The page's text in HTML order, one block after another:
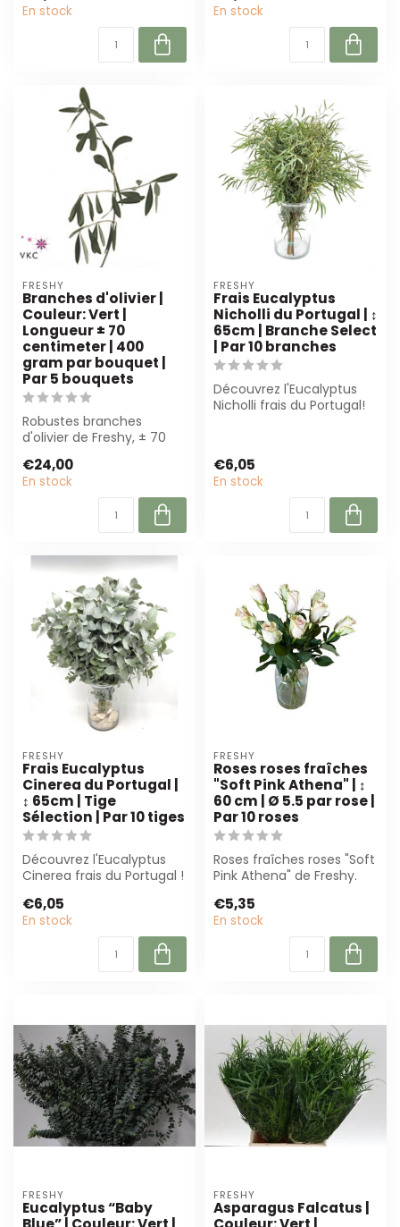
En stock En stock
FRESHY
Branches d'olivier |
Couleur: Vert |
Longueur ± 70
centimeter | 400
gram par bouquet |
Par 5 bouquets
Robustes branches
d'olivier de Freshy, ± 70
pour bouquets ...
€24,00
En stock
FRESHY
Frais Eucalyptus
Nicholli du Portugal | ↕
65cm | Branche Select
| Par 10 branches
Découvrez l'Eucalyptus
Nicholli frais du Portugal!
€6,05
En stock
FRESHY
Frais Eucalyptus
Cinerea du Portugal |
↕ 65cm | Tige
Sélection | Par 10 tiges
Découvrez l'Eucalyptus
Cinerea frais du Portugal !
parfa...
€6,05
En stock
FRESHY
Roses roses fraîches
"Soft Pink Athena" | ↕
60 cm | Ø 5.5 par rose |
Par 10 roses
Roses fraîches roses "Soft
Pink Athena" de Freshy.
60...
€5,35
En stock
FRESHY
Eucalyptus “Baby
FRESHY
Asparagus Falcatus |